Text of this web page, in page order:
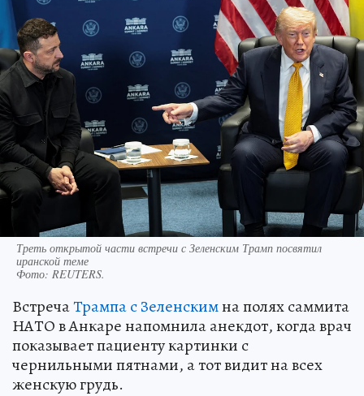
Треть открытой части встречи с Зеленским Трамп посвятил
иранской теме
Фото: REUTERS.
ВстречаТрампа с Зеленскимна полях саммита
НАТО в Анкаре напомнила анекдот, когда врач
показывает пациенту картинки с
чернильными пятнами, а тот видит на всех
женскую грудь.